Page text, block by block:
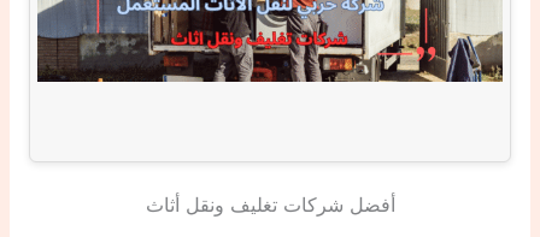
أفضل شركات تغليف ونقل أثاث